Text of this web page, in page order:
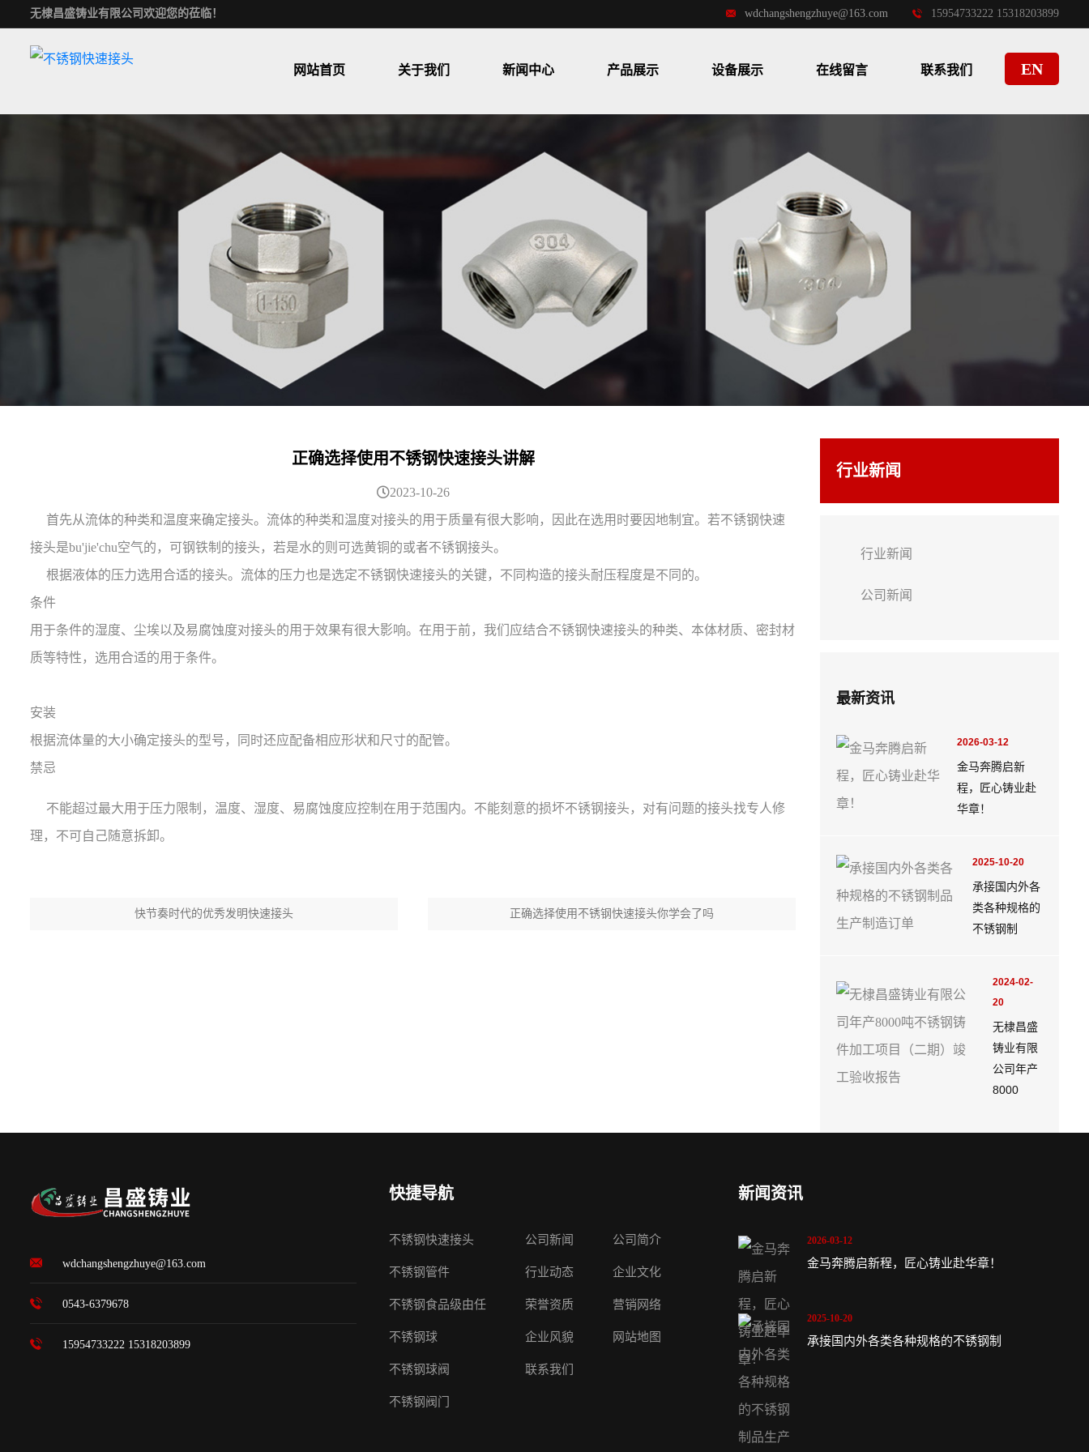
无棣昌盛铸业有限公司欢迎您的莅临！ wdchangshengzhuye@163.com 15954733222 15318203899
网站首页 关于我们 新闻中心 产品展示 设备展示 在线留言 联系我们 EN
正确选择使用不锈钢快速接头讲解
2023-10-26
首先从流体的种类和温度来确定接头。流体的种类和温度对接头的用于质量有很大影响，因此在选用时要因地制宜。若不锈钢快速
接头是bu'jie'chu空气的，可钢铁制的接头，若是水的则可选黄铜的或者不锈钢接头。
根据液体的压力选用合适的接头。流体的压力也是选定不锈钢快速接头的关键，不同构造的接头耐压程度是不同的。
条件
用于条件的湿度、尘埃以及易腐蚀度对接头的用于效果有很大影响。在用于前，我们应结合不锈钢快速接头的种类、本体材质、密封材
质等特性，选用合适的用于条件。
安装
根据流体量的大小确定接头的型号，同时还应配备相应形状和尺寸的配管。
禁忌
不能超过最大用于压力限制，温度、湿度、易腐蚀度应控制在用于范围内。不能刻意的损坏不锈钢接头，对有问题的接头找专人修
理，不可自己随意拆卸。
正确选择使用不锈钢快速接头你学会了吗
快节奏时代的优秀发明快速接头
行业新闻
行业新闻
公司新闻
最新资讯
2026-03-12
金马奔腾启新
程，匠心铸业赴
华章！
2025-10-20
承接国内外各
类各种规格的
不锈钢制
2024-02-
20
无棣昌盛
铸业有限
公司年产
8000
wdchangshengzhuye@163.com
0543-6379678
15954733222 15318203899
快捷导航
不锈钢快速接头
不锈钢管件
不锈钢食品级由任
不锈钢球
不锈钢球阀
不锈钢阀门
公司新闻
行业动态
荣誉资质
企业风貌
联系我们
公司简介
企业文化
营销网络
网站地图
新闻资讯
2026-03-12
金马奔腾启新程，匠心铸业赴华章！
2025-10-20
承接国内外各类各种规格的不锈钢制